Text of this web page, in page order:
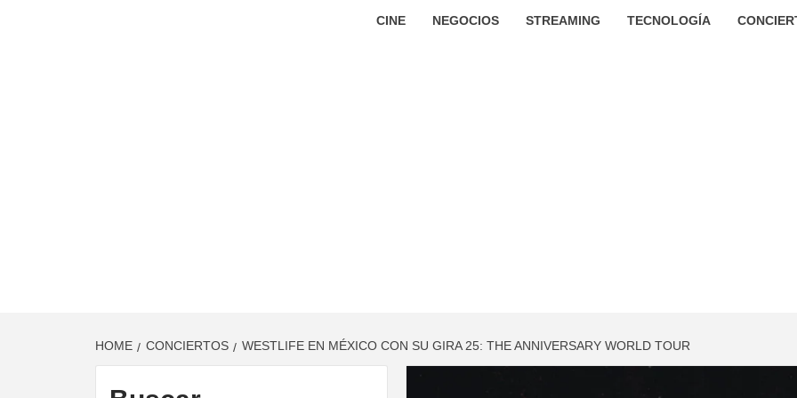
CINE NEGOCIOS STREAMING TECNOLOGÍA
HOME CONCIERTOS WESTLIFE EN MÉXICO CON SU GIRA 25: THE ANNIVERSARY WORLD TOUR